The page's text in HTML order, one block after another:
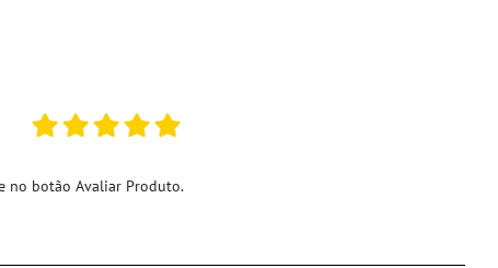
no botão Avaliar Produto.